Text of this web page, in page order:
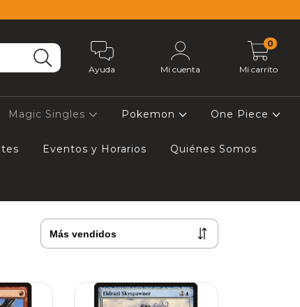
Ayuda Mi cuenta Mi carrito
0
Magic Singles Pokemon One Piece
Eventos y Horarios Quiénes Somos